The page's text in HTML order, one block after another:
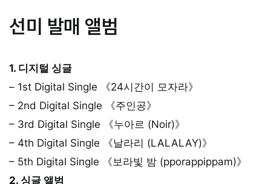
선미 발매 앨범
1. 디지털 싱글
– 1st Digital Single 《24시간이 모자라》
– 2nd Digital Single 《주인공》
– 3rd Digital Single 《누아르 (Noir)》
– 4th Digital Single 《날라리 (LALALAY)》
– 5th Digital Single 《보라빛 밤 (pporappippam)》
2. 싱글 앨범